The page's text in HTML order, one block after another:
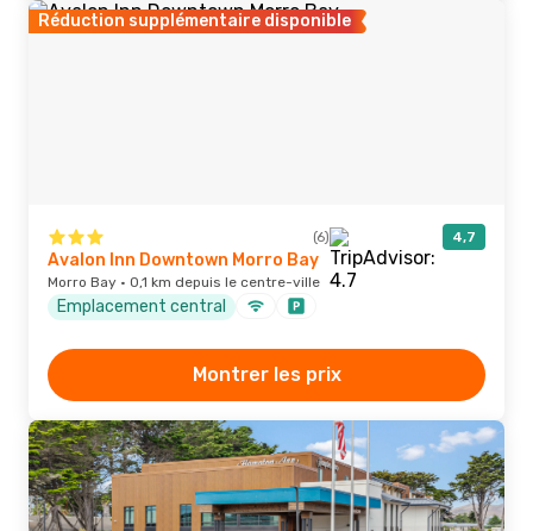
Réduction supplémentaire disponible
(6) 4,7
Avalon Inn Downtown Morro Bay
Morro Bay · 0,1 km depuis le centre-ville
Emplacement central
Montrer les prix